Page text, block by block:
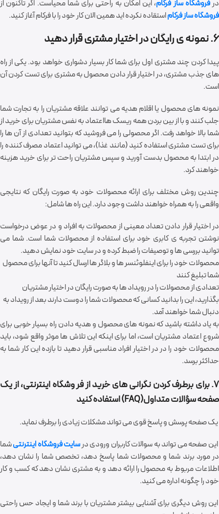
در فروشگاه ساز فرکام، این امکان به راحتی برای شما محیاست. اگر تاکنون از
فروشگاه ساز فرکاماستقاده نکرده اید همین الان کار خود را با فرکام آغاز کنید.
6. نمونه ی رایگان در اختیار مشتری قرار دهید
پیدا کردن چند مشتری اول برای شما کار بسیار دشواری خواهد بود. یکی از راه
های جذب مشتری، در اختیار قرار دادن محصول به مشتری برای تست کردن آن
است.
نمونه های محصول یا اقلام هدیه می توانند علاقه مشتریان را به تجارت شما
جلب کنند و با از بین بردن همه ریسک هااعتماد به نفس مشتریان برای خرید از
شما بالا خواهد رفت. اگر محصولی را می فروشید که بتوانید تعدادی از آن ها را
برای تست مشتری استفاده کنید (مانند غذا)، می توانید اعتماد مصرف کننده را
در ابتدا به محصول بدست آورید و سپس مشتریان راحت تر برای خرید هزینه
خواهند کرد.
چندین روش مختلف برای ارائه محصولات خود به صورت رایگان که نتایجی
واقعی را به همراه خواهند داشت وجود دارد. این راه ها شامل:
در اختیار قرار دادن تعداد معینی از محصولات به افراد و در عوض درخواست
نوشتن تجربه ی کابری خود برای استفاده از محصولات شما است. شما می
توانید بررسی ها و توصیفات را ضبط کرده و در سایت خود نمایش دهید.
محصولات خود را برای اینفلوئنسر ها و بلاگر ها ارسال کنید تا آنها برای محصول
شما تبلیغ کنند
تعدادی از محصولات را در رویداد ها به صورت رایگان در اختیار مشتریان
بگذارید، این را بدانید کسانی که محصولات شما را دوست دارند بعد از رویداد به
دنبال شما خواهند آمد.
به یاد داشته باشید که نمونه های محصول و هدیه دادن راه بسیار خوبی برای
شروع اعتماد مشتریان است، اما برای اینکه این تلاش ها موثر واقع شود، باید
محصولات خود را در در اختیار افراد مناسبی قرار دهید تا بازده این کار شما به
حداکثر برسد.
7. برای برطرف کردن نگرانی های خرید از فر وشگاه اینترنتی، از یک
صفحه سؤالات متداول(FAQ) استفاده کنید
یک صفحه پرسش و پاسخ قوی می تواند مشکلات زیادی را برطرف نماید.
این صفحه می تواند به سوالات کاربران ورودی در سایت فروشگاه اینترنتیشما
در مورد برند شما و محصولات شما پاسخ دهد، تخصص شما را نشان دهد،
اطلاعات مربوط به محصول را ارائه دهد و به مشتری نشان دهد که کسب و کار
خود را چگونه اداره می کنید.
این روش دیگری برای آشنایی بیشتر مشتریان با برند شما و ایجاد حس راحتی